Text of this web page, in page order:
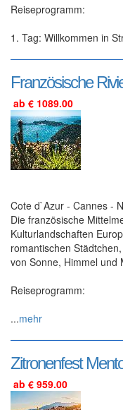
Reiseprogramm:
1. Tag: Willkommen in
Französische
ab € 1089.00
Cote d`Azur - Cannes -
Die französische
Kulturlandschaften
romantischen
von Sonne, Himmel und
Reiseprogramm:
...mehr
Zitronenfest
ab € 959.00